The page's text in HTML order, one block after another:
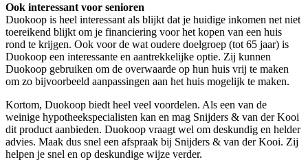
Ook interessant voor senioren
Duokoop is heel interessant als blijkt dat je huidige inkomen net niet
toereikend blijkt om je financiering voor het kopen van een huis
rond te krijgen. Ook voor de wat oudere doelgroep (tot 65 jaar) is
Duokoop een interessante en aantrekkelijke optie. Zij kunnen
Duokoop gebruiken om de overwaarde op hun huis vrij te maken
om zo bijvoorbeeld aanpassingen aan het huis mogelijk te maken.
Kortom, Duokoop biedt heel veel voordelen. Als een van de
weinige hypotheekspecialisten kan en mag Snijders & van der Kooi
dit product aanbieden. Duokoop vraagt wel om deskundig en helder
advies. Maak dus snel een afspraak bij Snijders & van der Kooi. Zij
helpen je snel en op deskundige wijze verder.